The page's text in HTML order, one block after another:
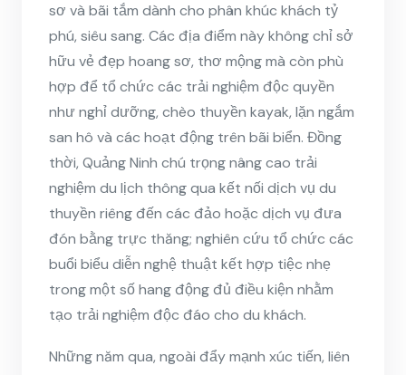
sơ và bãi tắm dành cho phân khúc khách tỷ
phú, siêu sang. Các địa điểm này không chỉ sở
hữu vẻ đẹp hoang sơ, thơ mộng mà còn phù
hợp để tổ chức các trải nghiệm độc quyền
như nghỉ dưỡng, chèo thuyền kayak, lặn ngắm
san hô và các hoạt động trên bãi biển. Đồng
thời, Quảng Ninh chú trọng nâng cao trải
nghiệm du lịch thông qua kết nối dịch vụ du
thuyền riêng đến các đảo hoặc dịch vụ đưa
đón bằng trực thăng; nghiên cứu tổ chức các
buổi biểu diễn nghệ thuật kết hợp tiệc nhẹ
trong một số hang động đủ điều kiện nhằm
tạo trải nghiệm độc đáo cho du khách.
Những năm qua, ngoài đẩy mạnh xúc tiến, liên